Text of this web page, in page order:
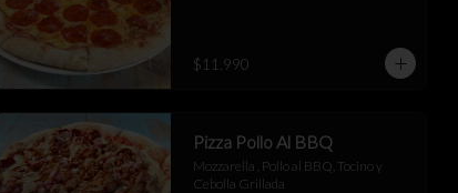
$11.990
Pizza Pollo Al BBQ
Mozzarella , Pollo al BBQ, Tocino y
Cebolla Grillada